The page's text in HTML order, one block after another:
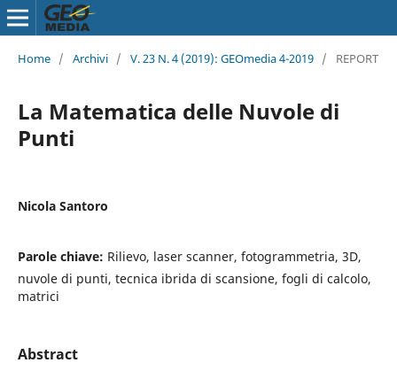
Home / Archivi / V. 23 N. 4 (2019): GEOmedia 4-2019 / REPORT
La Matematica delle Nuvole di
Punti
Nicola Santoro
Parole chiave: Rilievo, laser scanner, fotogrammetria, 3D,
nuvole di punti, tecnica ibrida di scansione, fogli di calcolo,
matrici
Abstract